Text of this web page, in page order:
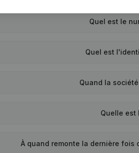
Quel est le
Quel est
Quand la
Quelle est
À quand remonte la dernière fois